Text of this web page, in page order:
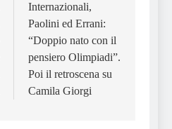
Internazionali,
Paolini ed Errani:
“Doppio nato con il
pensiero Olimpiadi”.
Poi il retroscena su
Camila Giorgi